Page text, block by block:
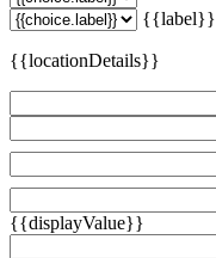
{{label}}
{{locationDetails}}
{{displayValue}}